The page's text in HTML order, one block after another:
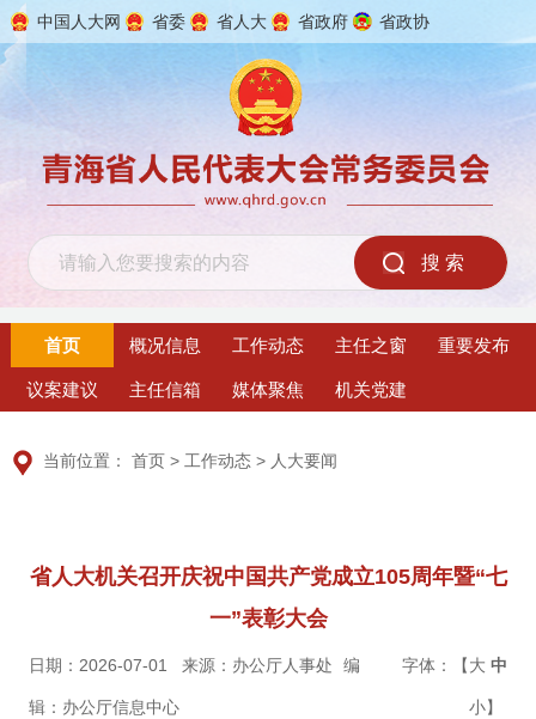
中国人大网 省委 省人大 省政府 省政协
首页 概况信息 工作动态 主任之窗 重要发布
议案建议 主任信箱 媒体聚焦 机关党建
当前位置：首页 >工作动态 > 人大要闻
省人大机关召开庆祝中国共产党成立105周年暨“七
一”表彰大会
日期：2026-07-01 来源：办公厅人事处 编
辑：办公厅信息中心
字体：【大 中
小】